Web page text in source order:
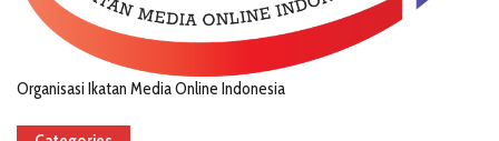
Organisasi Ikatan Media Online Indonesia